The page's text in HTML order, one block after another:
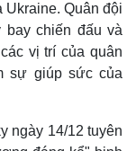
Quân đội
bay chiến đấu và
vị trí của quân
sự giúp sức của
ngày 14/12 tuyên